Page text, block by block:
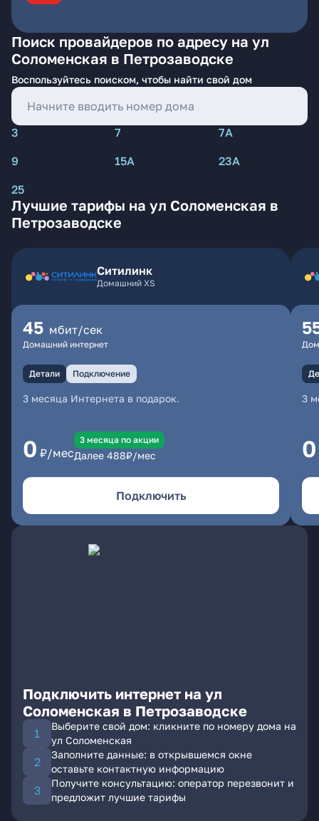
Поиск провайдеров по адресу на ул
Соломенская в Петрозаводске
Воспользуйтесь поиском, чтобы найти свой дом
3 7
7А
9
15А
23А
25
Лучшие тарифы на ул Соломенская в
Петрозаводске
Ситилинк
Домашний XS
45 мбит/сек
Домашний интернет
Детали Подключение
3 месяца Интернета в подарок.
0 ₽/мес
3 месяцa по акции
Далее 488₽/мес
Подключить
3
0
Подключить интернет на ул
Соломенская в Петрозаводске
Выберите свой дом: кликните по номеру дома на
ул Соломенская
Заполните данные: в открывшемся окне
оставьте контактную информацию
Получите консультацию: оператор перезвонит и
предложит лучшие тарифы